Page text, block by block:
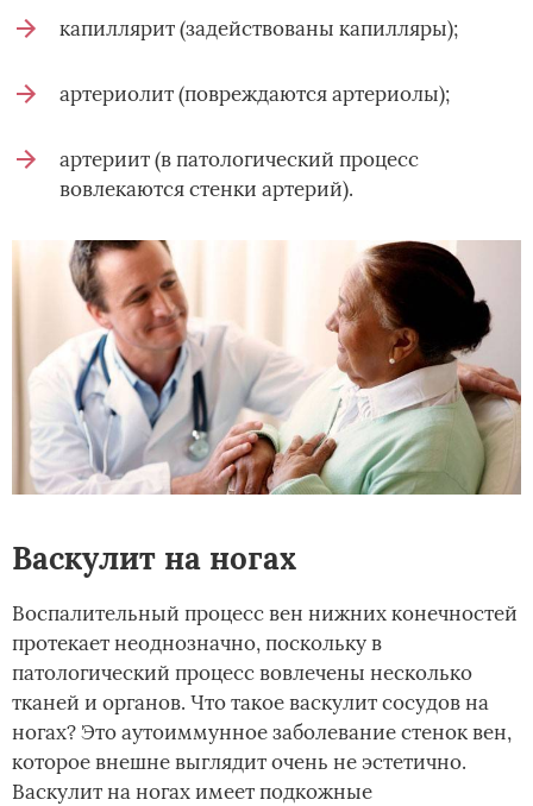
капиллярит (задействованы капилляры);
артериолит (повреждаются артериолы);
артериит (в патологический процесс
вовлекаются стенки артерий).
Васкулит на ногах
Воспалительный процесс вен нижних конечностей
протекает неоднозначно, поскольку в
патологический процесс вовлечены несколько
тканей и органов. Что такое васкулит сосудов на
ногах? Это аутоиммунное заболевание стенок вен,
которое внешне выглядит очень не эстетично.
Васкулит на ногах имеет подкожные